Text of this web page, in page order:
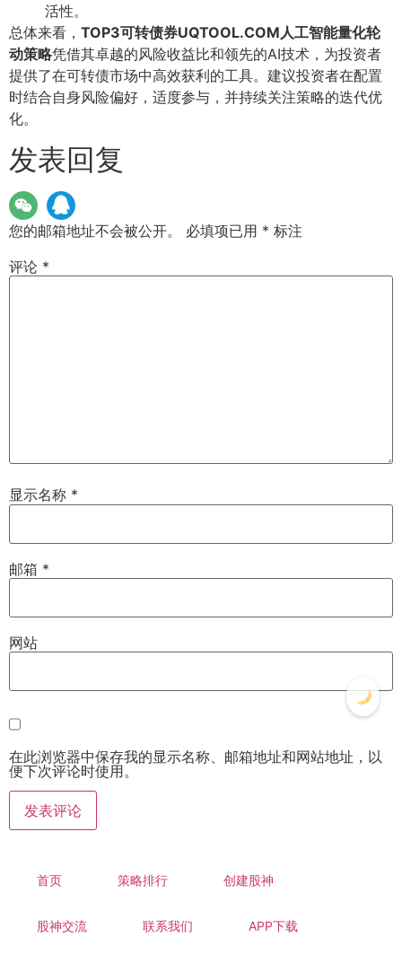
活性。
总体来看， TOP3可转债券UQTOOL.COM人工智能量化轮
动策略凭借其卓越的风险收益比和领先的AI技术，为投资者
提供了在可转债市场中高效获利的工具。建议投资者在配置
时结合自身风险偏好，适度参与，并持续关注策略的迭代优
化。
发表回复
您的邮箱地址不会被公开。 必填项已用 * 标注
评论 *
显示名称 *
邮箱 *
网站
在此浏览器中保存我的显示名称、邮箱地址和网站地址，以
便下次评论时使用。
首页 策略排行 创建股神
股神交流 联系我们 APP下载